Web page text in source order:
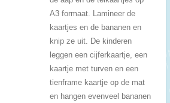
A3 formaat. Lamineer de
kaartjes en de bananen en
knip ze uit. De kinderen
leggen een cijferkaartje, een
kaartje met turven en een
tienframe kaartje op de mat
en hangen evenveel bananen